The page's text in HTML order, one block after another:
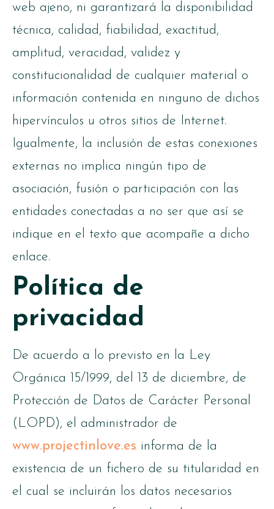
web ajeno, ni garantizará la disponibilidad
técnica, calidad, fiabilidad, exactitud,
amplitud, veracidad, validez y
constitucionalidad de cualquier material o
información contenida en ninguno de dichos
hipervínculos u otros sitios de Internet.
Igualmente, la inclusión de estas conexiones
externas no implica ningún tipo de
asociación, fusión o participación con las
entidades conectadas a no ser que así se
indique en el texto que acompañe a dicho
enlace.
Política de
privacidad
De acuerdo a lo previsto en la Ley
Orgánica 15/1999, del 13 de diciembre, de
Protección de Datos de Carácter Personal
(LOPD), el administrador de
www.projectinlove.es informa de la
existencia de un fichero de su titularidad en
el cual se incluirán los datos necesarios